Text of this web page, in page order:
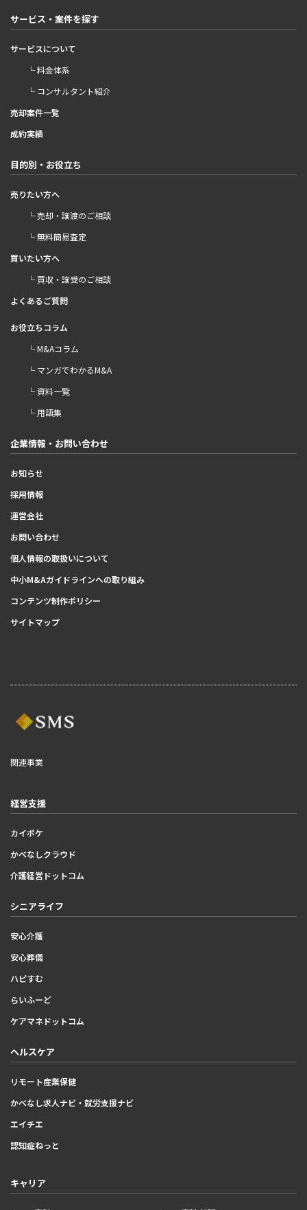
サービス・案件を探す
サービスについて
└ 料金体系
└ コンサルタント紹介
売却案件一覧
成約実績
目的別・お役立ち
売りたい方へ
└ 売却・譲渡のご相談
└ 無料簡易査定
買いたい方へ
└ 買収・譲受のご相談
よくあるご質問
お役立ちコラム
└ M&Aコラム
└ マンガでわかるM&A
└ 資料一覧
└ 用語集
企業情報・お問い合わせ
お知らせ
採用情報
運営会社
お問い合わせ
個人情報の取扱いについて
中小M&Aガイドラインへの取り組み
コンテンツ制作ポリシー
サイトマップ
関連事業
経営支援
カイポケ
かべなしクラウド
介護経営ドットコム
シニアライフ
安心介護
安心葬儀
ハピすむ
らいふーど
ケアマネドットコム
ヘルスケア
リモート産業保健
かべなし求人ナビ・就労支援ナビ
エイチエ
認知症ねっと
キャリア